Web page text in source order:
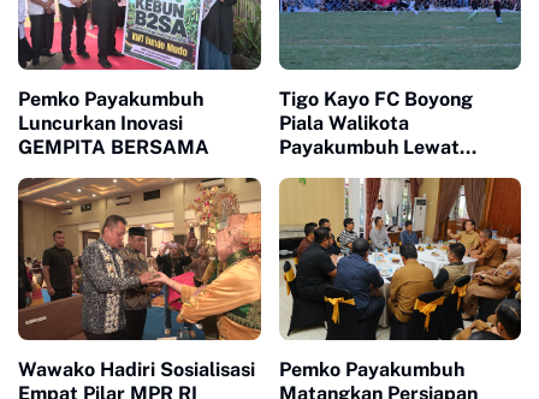
Pemko Payakumbuh
Luncurkan Inovasi
GEMPITA BERSAMA
Tigo Kayo FC Boyong
Piala Walikota
Payakumbuh Lewat
Wawako Hadiri Sosialisasi
Empat Pilar MPR RI
Pemko Payakumbuh
Matangkan Persiapan